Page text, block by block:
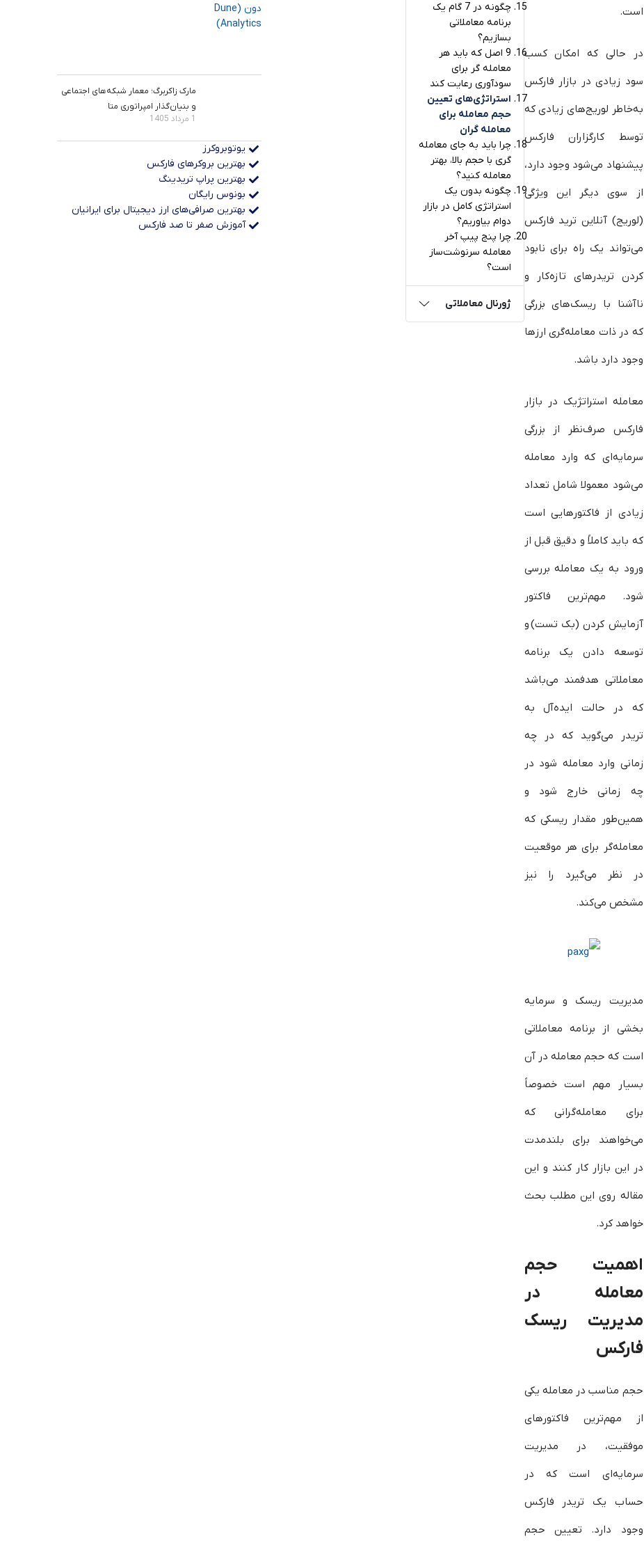
است.
در حالی که امکان کسب
سود زیادی در بازار فارکس
به‌خاطر لوریج‌­های زیادی که
توسط کارگزاران فارکس
پیشنهاد می‌شود وجود دارد،
از سوی دیگر این ویژگی
(لوریج) آنلاین ‌ترید فارکس
می‌تواند یک راه برای نابود
کردن تریدرهای تازه‌کار و
ناآشنا با ریسک‌های بزرگی
که در ذات معامله‌گری ارزها
وجود دارد باشد.
معامله استراتژیک در بازار
فارکس صرف‌نظر از بزرگی
سرمایه‌ای که وارد معامله
می‌شود معمولا شامل تعداد
زیادی از فاکتورهایی است
که باید کاملاً و دقیق قبل از
ورود به یک معامله بررسی
شود. مهم‌ترین فاکتور
آزمایش کردن (بک تست) و
توسعه دادن یک برنامه
معاملاتی هدفمند می‌باشد
که در حالت ایده‌آل به
تریدر می‌گوید که در چه
زمانی وارد معامله شود در
چه زمانی خارج شود و
همین‌طور مقدار ریسکی که
معامله‌گر برای هر موقعیت
در نظر می‌گیرد را نیز
مشخص می‌کند.
مدیریت ریسک و سرمایه
بخشی از برنامه معاملاتی
است که حجم معامله در آن
بسیار مهم است خصوصاً
برای معامله‌گرانی که
می‌خواهند برای بلندمدت
در این بازار کار کنند و این
مقاله روی این مطلب بحث
خواهد کرد.
اهمیت حجم
معامله در
مدیریت ریسک
فارکس
حجم مناسب در معامله یکی
از مهم‌ترین فاکتورهای
موفقیت، در مدیریت
سرمایه‌ای است که در
حساب یک تریدر فارکس
وجود دارد. تعیین حجم
چگونه در 7 گام یک
برنامه معاملاتی
بسازیم؟
9 اصل که باید هر
معامله گر برای
سودآوری رعایت کند
استراتژی‌های تعیین
حجم معامله برای
معامله گران
چرا باید به جای معامله
گری با حجم بالا، بهتر
معامله کنید؟
چگونه بدون یک
استراتژی کامل در بازار
دوام بیاوریم؟
چرا پنج پیپ آخر
معامله سرنوشت‌ساز
است؟
ژورنال معاملاتی
مارک زاکربرگ؛ معمار شبکه‌های اجتماعی
و بنیان‌گذار امپراتوری متا
1 مرداد 1405
یوتوبروکرز
بهترین بروکرهای فارکس
بهترین پراپ‌ تریدینگ
بونوس رایگان
بهترین صرافی‌های ارز دیجیتال برای ایرانیان
آموزش صفر تا صد فارکس